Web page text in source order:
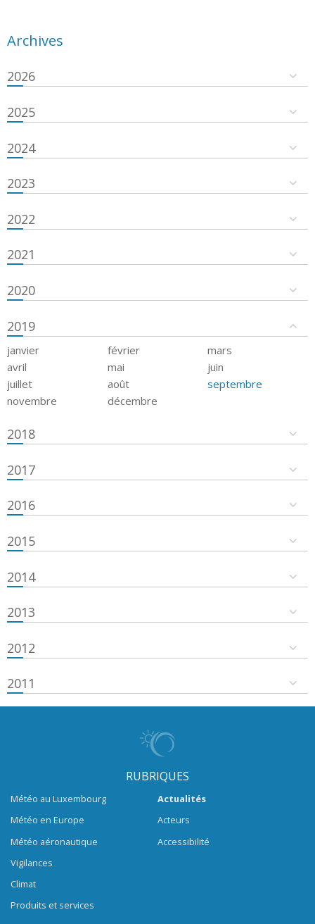
Archives
2026
2025
2024
2023
2022
2021
2020
2019
janvier février
mars
avril
mai
juin
juillet
août
septembre
novembre
décembre
2018
2017
2016
2015
2014
2013
2012
2011
RUBRIQUES
Météo au Luxembourg
Météo en Europe
Météo aéronautique
Vigilances
Climat
Produits et services
Actualités
Acteurs
Accessibilité